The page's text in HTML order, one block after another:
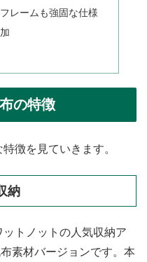
レームも強固な仕様
の特徴
徴を見ていきます。
納
トノットの人気収納ア
素材バージョンです。本